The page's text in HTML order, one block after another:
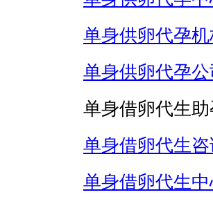
单身供卵代孕机
单身供卵代孕公
单身借卵代生助
单身借卵代生咨
单身借卵代生